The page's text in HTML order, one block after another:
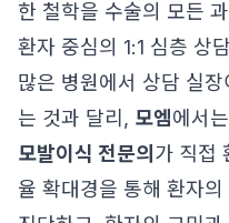
한 철학을 수술의 모든
환자 중심의 1:1 심층 상담
많은 병원에서 상담 실
는 것과 달리, 모엠에서
모발이식 전문의 가 직접
율 확대경을 통해 환자